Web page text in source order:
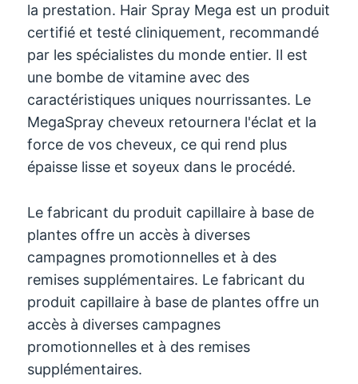
la prestation. Hair Spray Mega est un produit
certifié et testé cliniquement, recommandé
par les spécialistes du monde entier. Il est
une bombe de vitamine avec des
caractéristiques uniques nourrissantes. Le
MegaSpray cheveux retournera l'éclat et la
force de vos cheveux, ce qui rend plus
épaisse lisse et soyeux dans le procédé.
Le fabricant du produit capillaire à base de
plantes offre un accès à diverses
campagnes promotionnelles et à des
remises supplémentaires. Le fabricant du
produit capillaire à base de plantes offre un
accès à diverses campagnes
promotionnelles et à des remises
supplémentaires.